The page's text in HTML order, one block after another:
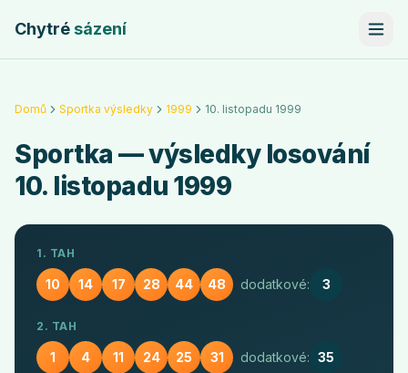
Chytrésázení
Domů Sportka výsledky 1999 10. listopadu 1999
Sportka — výsledky losování
10. listopadu 1999
1. TAH
10 14 17 28 44 48 dodatkové: 3
2. TAH
1 4 11 24 25 31 dodatkové: 35